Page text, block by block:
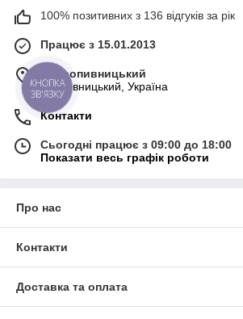
100% позитивних з 136 відгуків за рік
Працює з 15.01.2013
м. Кропивницький
Кропивницький, Україна
Контакти
Сьогодні працює з 09:00 до 18:00
Показати весь графік роботи
Про нас
Контакти
Доставка та оплата
КНОПКА
ЗВ'ЯЗКУ